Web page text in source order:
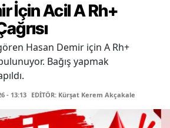
İçin Acil A Rh+
Hasan Demir için A Rh+
Bağış yapmak
- 13:13 EDİTÖR: Kürşat Kerem Akçakale